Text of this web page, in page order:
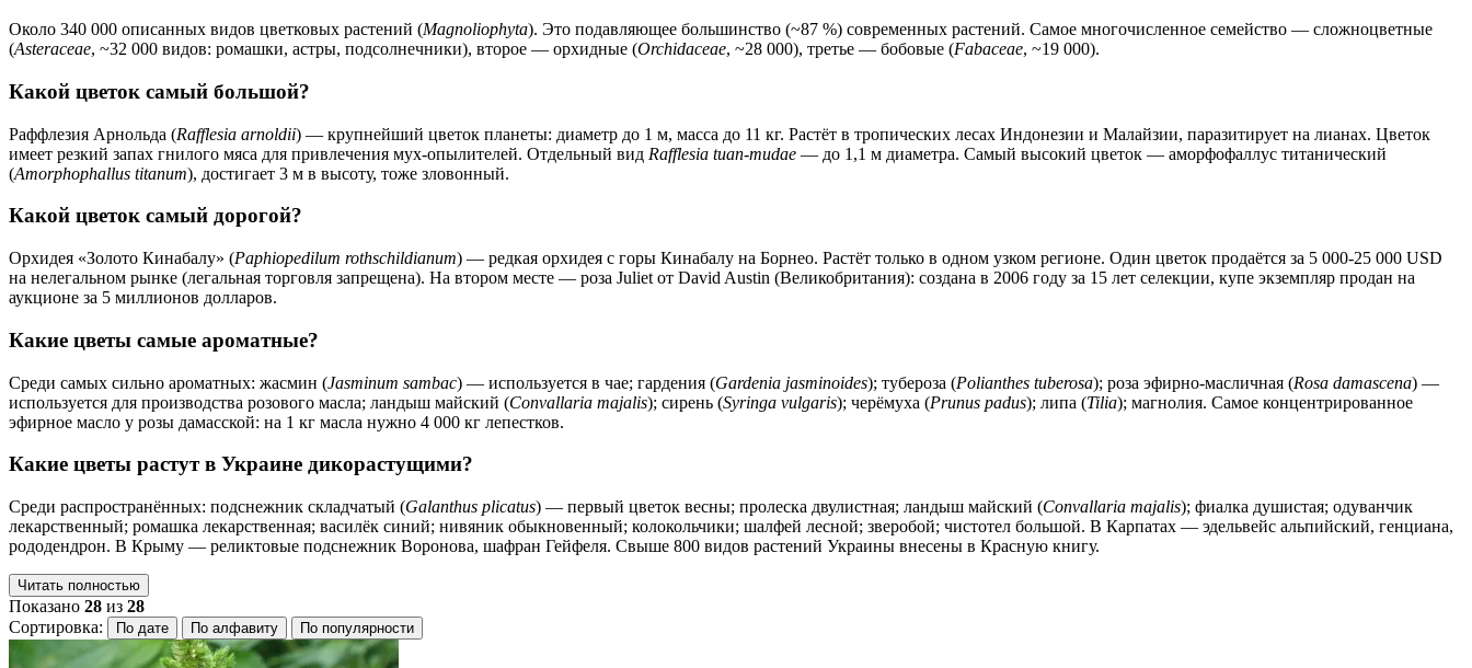
Около 340 000 описанных видов цветковых растений (Magnoliophyta). Это подавляющее большинство (~87 %) современных растений. Самое многочисленное семейство — сложноцветные
(Asteraceae, ~32 000 видов: ромашки, астры, подсолнечники), второе — орхидные (Orchidaceae, ~28 000), третье — бобовые (Fabaceae, ~19 000).
Какой цветок самый большой?
Раффлезия Арнольда (Rafflesia arnoldii) — крупнейший цветок планеты: диаметр до 1 м, масса до 11 кг. Растёт в тропических лесах Индонезии и Малайзии, паразитирует на лианах. Цветок
имеет резкий запах гнилого мяса для привлечения мух-опылителей. Отдельный вид Rafflesia tuan-mudae — до 1,1 м диаметра. Самый высокий цветок — аморфофаллус титанический
(Amorphophallus titanum), достигает 3 м в высоту, тоже зловонный.
Какой цветок самый дорогой?
Орхидея «Золото Кинабалу» (Paphiopedilum rothschildianum) — редкая орхидея с горы Кинабалу на Борнео. Растёт только в одном узком регионе. Один цветок продаётся за 5 000-25 000 USD
на нелегальном рынке (легальная торговля запрещена). На втором месте — роза Juliet от David Austin (Великобритания): создана в 2006 году за 15 лет селекции, купе экземпляр продан на
аукционе за 5 миллионов долларов.
Какие цветы самые ароматные?
Среди самых сильно ароматных: жасмин (Jasminum sambac) — используется в чае; гардения (Gardenia jasminoides); тубероза (Polianthes tuberosa); роза эфирно-масличная (Rosa damascena) —
используется для производства розового масла; ландыш майский (Convallaria majalis); сирень (Syringa vulgaris); черёмуха (Prunus padus); липа (Tilia); магнолия. Самое концентрированное
эфирное масло у розы дамасской: на 1 кг масла нужно 4 000 кг лепестков.
Какие цветы растут в Украине дикорастущими?
Среди распространённых: подснежник складчатый (Galanthus plicatus) — первый цветок весны; пролеска двулистная; ландыш майский (Convallaria majalis); фиалка душистая; одуванчик
лекарственный; ромашка лекарственная; василёк синий; нивяник обыкновенный; колокольчики; шалфей лесной; зверобой; чистотел большой. В Карпатах — эдельвейс альпийский, генциана,
рододендрон. В Крыму — реликтовые подснежник Воронова, шафран Гейфеля. Свыше 800 видов растений Украины внесены в Красную книгу.
Читать полностью
Показано 28 из 28
Сортировка:
По дате По алфавиту По популярности